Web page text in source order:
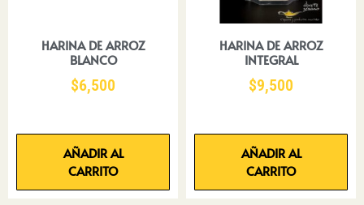
HARINA DE ARROZ
BLANCO
$6,500
AÑADIR AL
CARRITO
HARINA DE ARROZ
INTEGRAL
$9,500
AÑADIR AL
CARRITO